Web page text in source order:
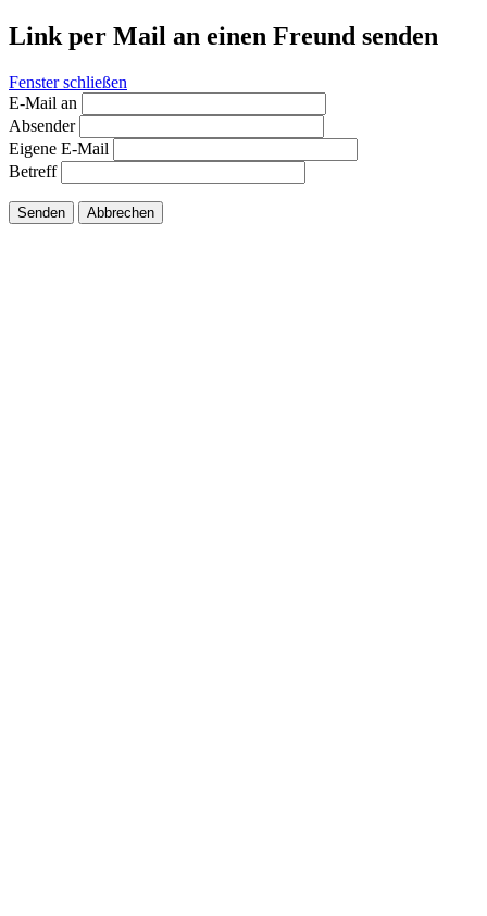
Link per Mail an einen Freund senden
Fenster schließen
E-Mail an
Absender
Eigene E-Mail
Betreff
Senden Abbrechen